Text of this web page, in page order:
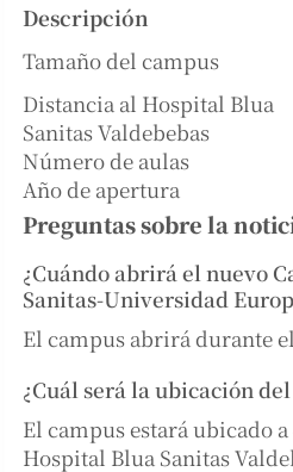
Descripción
Tamaño del campus
Distancia al Hospital Blua
Sanitas Valdebebas
Número de aulas
Año de apertura
Preguntas sobre la
¿Cuándo abrirá el nuevo
Sanitas-Universidad
El campus abrirá durante
¿Cuál será la ubicación
El campus estará ubicado
Hospital Blua Sanitas